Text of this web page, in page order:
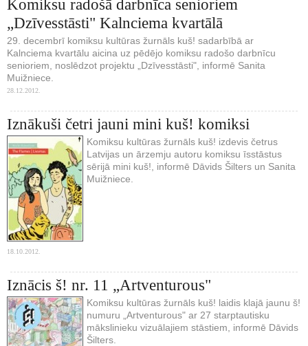
Komiksu radošā darbnīca senioriem
„Dzīvesstāsti" Kalnciema kvartālā
29. decembrī komiksu kultūras žurnāls kuš! sadarbībā ar
Kalnciema kvartālu aicina uz pēdējo komiksu radošo darbnīcu
senioriem, noslēdzot projektu „Dzīvesstāsti", informē Sanita
Muižniece.
28.12.2012.
Iznākuši četri jauni mini kuš! komiksi
Komiksu kultūras žurnāls kuš! izdevis četrus
Latvijas un ārzemju autoru komiksu īsstāstus
sērijā mini kuš!, informē Dāvids Šilters un Sanita
Muižniece.
18.10.2012.
Iznācis š! nr. 11 „Artventurous"
Komiksu kultūras žurnāls kuš! laidis klajā jaunu š!
numuru „Artventurous" ar 27 starptautisku
mākslinieku vizuālajiem stāstiem, informē Dāvids
Šilters.